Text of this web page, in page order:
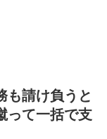
も請け負うと
って一括で支